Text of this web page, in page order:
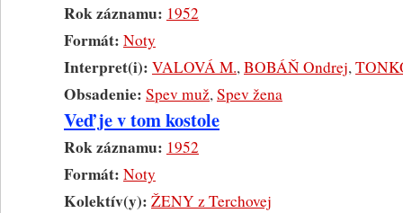
Rok záznamu: 1952
Formát: Noty
Interpret(i): VALOVÁ M.,BOBÁŇ Ondrej,
Obsadenie: Spev muž,Spev žena
Veď je v tom kostole
Rok záznamu: 1952
Formát: Noty
Kolektív(y): ŽENY z Terchovej